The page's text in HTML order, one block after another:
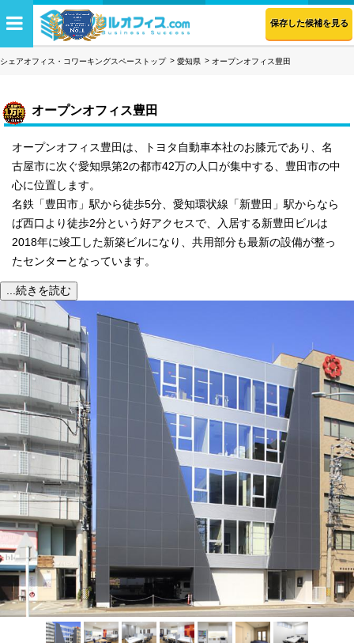
保存した候補を見る
シェアオフィス・コワーキングスペーストップ 愛知県 オープンオフィス豊田
オープンオフィス豊田
オープンオフィス豊田は、トヨタ自動車本社のお膝元であり、名
古屋市に次ぐ愛知県第2の都市42万の人口が集中する、豊田市の中
心に位置します。
名鉄「豊田市」駅から徒歩5分、愛知環状線「新豊田」駅からなら
ば西口より徒歩2分という好アクセスで、入居する新豊田ビルは
2018年に竣工した新築ビルになり、共用部分も最新の設備が整っ
たセンターとなっています。
...続きを読む